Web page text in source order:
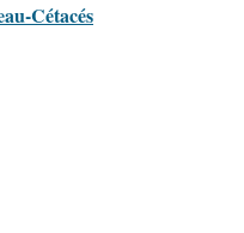
Cétacés